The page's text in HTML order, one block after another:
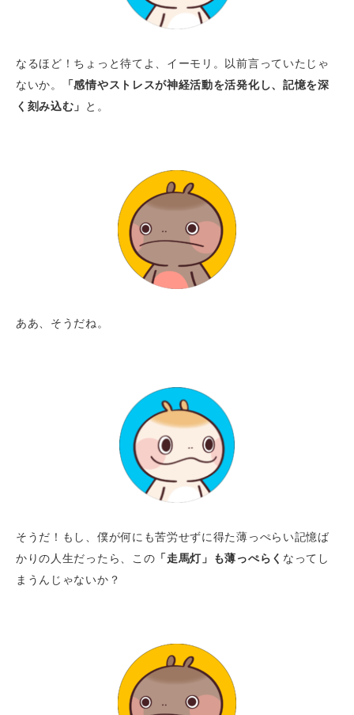
なるほど！ちょっと待てよ、イーモリ。以前言っていたじゃ
ないか。
「感情やストレスが神経活動を活発化し、記憶を深
く刻み込む」
と。
ああ、そうだね。
そうだ！もし、僕が何にも苦労せずに得た薄っぺらい記憶ば
かりの人生だったら、この 「走馬灯」も薄っぺらく なってし
まうんじゃないか？